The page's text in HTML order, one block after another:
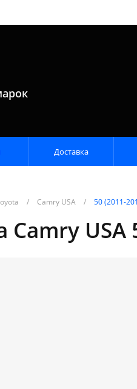
Доставка
/ Camry USA / 50 (2011-